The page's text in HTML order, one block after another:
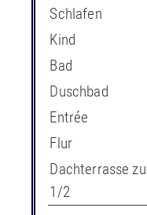
Schlafen
Kind
Bad
Duschbad
Entrée
Flur
Dachterrasse zu
1/2